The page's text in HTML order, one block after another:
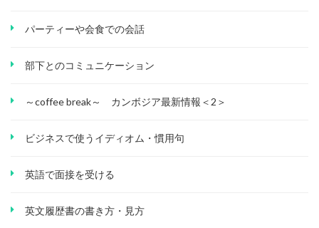
パーティーや会食での会話
部下とのコミュニケーション
～coffee break～ カンボジア最新情報＜2＞
ビジネスで使うイディオム・慣用句
英語で面接を受ける
英文履歴書の書き方・見方